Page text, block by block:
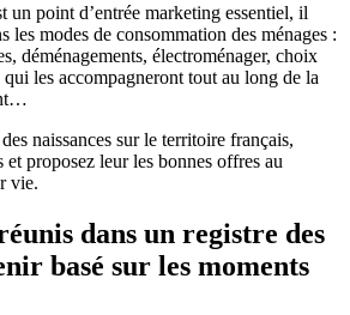
un point d’entrée marketing essentiel, il
les modes de consommation des ménages :
déménagements, électroménager, choix
les accompagneront tout au long de la
naissances sur le territoire français,
et proposez leur les bonnes offres au
vie.
dans un registre des
basé sur les moments